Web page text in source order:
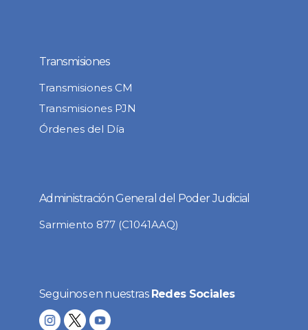
Transmisiones
Transmisiones CM
Transmisiones PJN
Órdenes del Día
Administración General del Poder Judicial
Sarmiento 877 (C1041AAQ)
Seguinos en nuestras Redes Sociales